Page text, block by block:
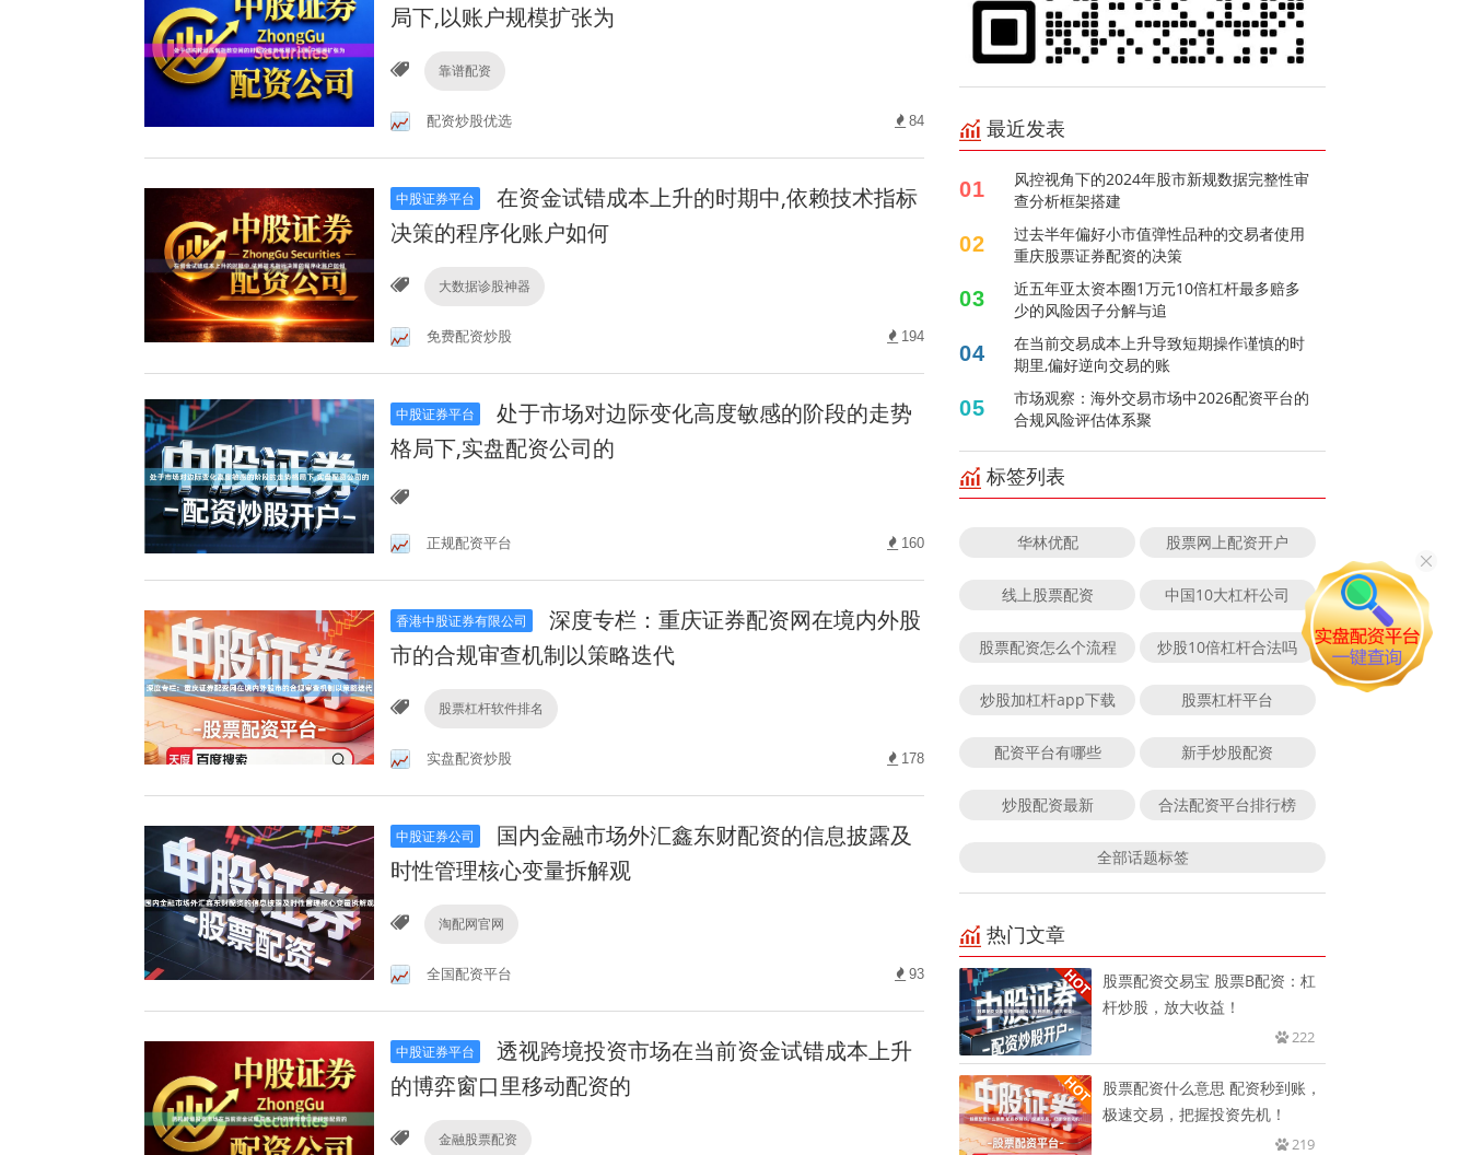
局下,以账户规模扩张为
靠谱配资
配资炒股优选 84
中股证券平台
在资金试错成本上升的时期中,依赖技术指标
决策的程序化账户如何
大数据诊股神器
免费配资炒股 194
中股证券平台
处于市场对边际变化高度敏感的阶段的走势
格局下,实盘配资公司的
正规配资平台 160
香港中股证券有限公司
深度专栏：重庆证券配资网在境内外股
市的合规审查机制以策略迭代
股票杠杆软件排名
实盘配资炒股 178
中股证券公司
国内金融市场外汇鑫东财配资的信息披露及
时性管理核心变量拆解观
淘配网官网
全国配资平台 93
中股证券平台
透视跨境投资市场在当前资金试错成本上升
的博弈窗口里移动配资的
金融股票配资
最近发表
01
风控视角下的2024年股市新规数据完整性审
查分析框架搭建
02
过去半年偏好小市值弹性品种的交易者使用
重庆股票证券配资的决策
03
近五年亚太资本圈1万元10倍杠杆最多赔多
少的风险因子分解与追
04
在当前交易成本上升导致短期操作谨慎的时
期里,偏好逆向交易的账
05
市场观察：海外交易市场中2026配资平台的
合规风险评估体系聚
标签列表
华林优配 股票网上配资开户
线上股票配资 中国10大杠杆公司
股票配资怎么个流程 炒股10倍杠杆合法吗
炒股加杠杆app下载 股票杠杆平台
配资平台有哪些 新手炒股配资
炒股配资最新 合法配资平台排行榜
全部话题标签
热门文章
股票配资交易宝 股票B配资：杠
杆炒股，放大收益！
222
股票配资什么意思 配资秒到账，
极速交易，把握投资先机！
219